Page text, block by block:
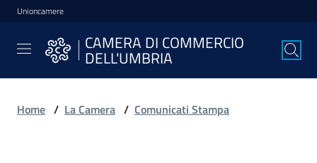
Vai al contenuto
Vai alla navigazione
Vai al footer
Unioncamere
CAMERA DI COMMERCIO
DELL'UMBRIA
CAMERA DI
COMMERCIO
DELL'UMBRIA
Home / La Camera / Comunicati Stampa